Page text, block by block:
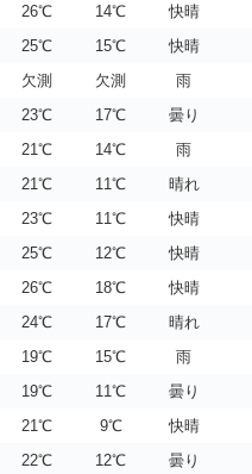
26℃ 14℃
快晴
25℃ 15℃
快晴
欠測 欠測
雨
23℃ 17℃
曇り
21℃ 14℃
雨
21℃ 11℃
晴れ
23℃ 11℃
快晴
25℃ 12℃
快晴
26℃ 18℃
快晴
24℃ 17℃
晴れ
19℃ 15℃
雨
19℃ 11℃
曇り
21℃ 9℃
快晴
22℃ 12℃
曇り